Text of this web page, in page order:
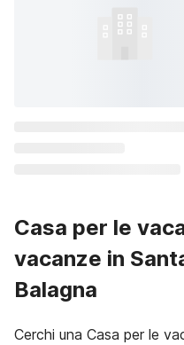
Casa per le
vacanze in
Balagna
Cerchi una Casa per le